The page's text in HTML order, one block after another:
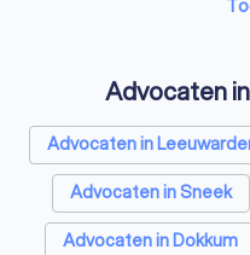
Energielabel
Rijscholen in Goutum
Advocaten
Advocaten in
Advocaten in Sneek
Advocaten in Dokkum